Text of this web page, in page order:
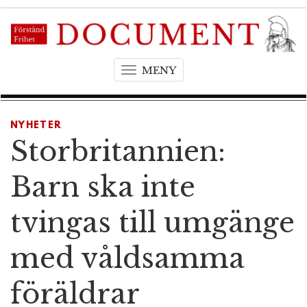
MENYT
g
l
a
i
g
a
t
NYHETER
Storbritannien:
Barn ska inte
tvingas till umgänge
med våldsamma
föräldrar